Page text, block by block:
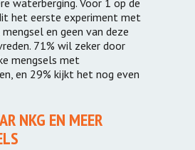
waterberging. Voor 1 op de
het eerste experiment met
en geen van deze
71% wil zeker door
mengsels met
en 29% kijkt het nog even
NKG EN MEER